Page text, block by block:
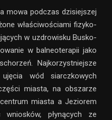
mowa podczas dzisiejszej
właściwościami fizyko-
w uzdrowisku Busko-
w balneoterapii jako
Najkorzystniejsze
wód siarczkowych
miasta, na obszarze
miasta a Jeziorem
płynących ze